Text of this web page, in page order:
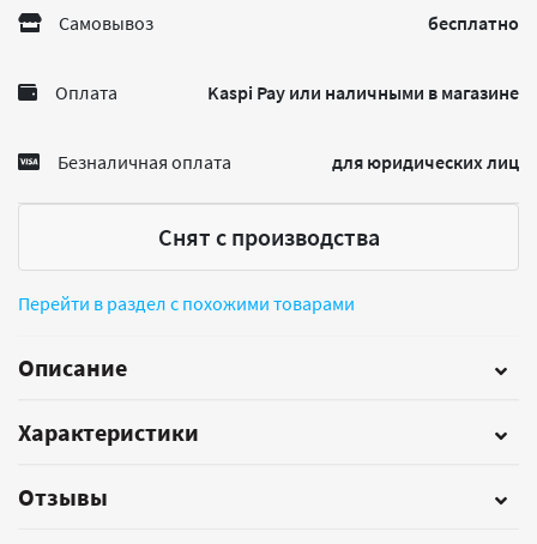
Самовывоз бесплатно
Оплата Kaspi Pay или наличными в магазине
Безналичная оплата для юридических лиц
Снят с производства
Перейти в раздел с похожими товарами
Описание
Характеристики
Отзывы